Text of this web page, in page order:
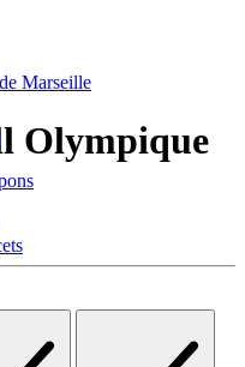
Marseille
Olympique